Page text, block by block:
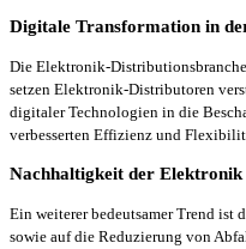
Digitale Transformation in
Die Elektronik-
setzen Elektronik-Distributoren
digitaler Technologien in die
verbesserten Effizienz und
Nachhaltigkeit der
Ein weiterer bedeutsamer Trend
sowie auf die Reduzierung von